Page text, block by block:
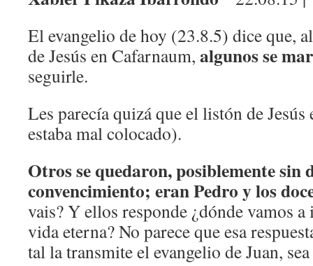
El evangelio de hoy (23.8.5) dice que,
de Jesús en Cafarnaum, algunos se
seguirle.
Les parecía quizá que el listón de
estaba mal colocado).
Otros se quedaron, posiblemente sin
convencimiento; eran Pedro y los
vais? Y ellos responde ¿dónde vamos
vida eterna? No parece que esa
tal la transmite el evangelio de Juan,